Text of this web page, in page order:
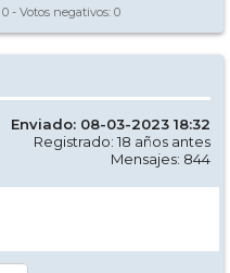
0 - Votos negativos: 0
Enviado: 08-03-2023 18:32
Registrado: 18 años antes
Mensajes: 844